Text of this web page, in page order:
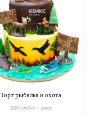
Торт рыбалка и охота
2000 руб/кг + декор